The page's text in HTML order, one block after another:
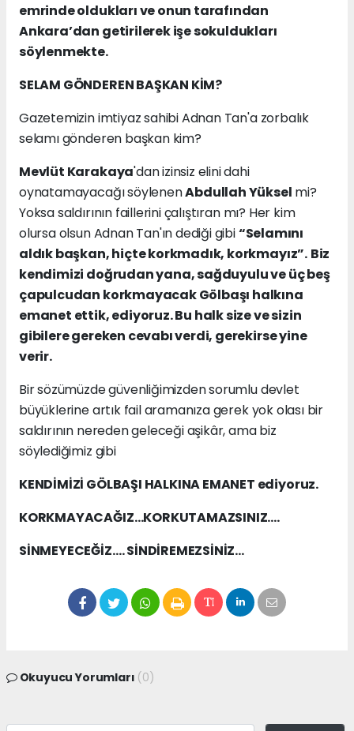
emrinde oldukları ve onun tarafından
Ankara’dan getirilerek işe sokuldukları
söylenmekte.
SELAM GÖNDEREN BAŞKAN KİM?
Gazetemizin imtiyaz sahibi Adnan Tan'a zorbalık
selamı gönderen başkan kim?
Mevlüt Karakaya'dan izinsiz elini dahi
oynatamayacağı söylenenAbdullah Yüksel mi?
Yoksa saldırının faillerini çalıştıran mı? Her kim
olursa olsun Adnan Tan'ın dediği gibi“Selamını
aldık başkan, hiçte korkmadık, korkmayız”. Biz
kendimizi doğrudan yana, sağduyulu ve üç beş
çapulcudan korkmayacak Gölbaşı halkına
emanet ettik, ediyoruz. Bu halk size ve sizin
gibilere gereken cevabı verdi, gerekirse yine
verir.
Bir sözümüzde güvenliğimizden sorumlu devlet
büyüklerine artık fail aramanıza gerek yok olası bir
saldırının nereden geleceği aşikâr, ama biz
söylediğimiz gibi
KENDİMİZİ GÖLBAŞI HALKINA EMANET ediyoruz.
KORKMAYACAĞIZ…KORKUTAMAZSINIZ….
SİNMEYECEĞİZ…. SİNDİREMEZSİNİZ…
Okuyucu Yorumları (0)